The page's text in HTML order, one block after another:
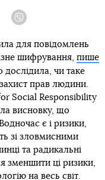
Viber
для повідомлень
шифрування, пише
дослідила, чи таке
прав людини.
Social Responsibility
висновку, що
є і ризики,
зі зловмисними
та радикальні
зменшити ці ризики,
на весь світ.